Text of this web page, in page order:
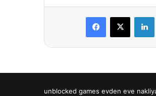
Facebook
X
unblocked games evden eve